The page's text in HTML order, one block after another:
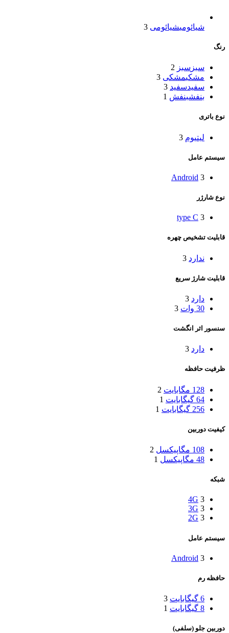
شیائومیشیائومی 3
رنگ
سبز سبز 2
مشکیمشکی 3
سفیدسفید 3
بنفشبنفش 1
نوع باتری
لیتیوم 3
سیستم عامل
Android 3
نوع شارژر
type C 3
قابلیت تشخیص چهره
ندارد 3
قابلیت شارژ سریع
دارد 3
30 وات
3
سنسور اثر انگشت
دارد 3
ظرفیت حافظه
128 مگابایت
2
64 گیگابایت
1
256 گیگابایت
1
کیفیت دوربین
108 مگاپیکسل
2
48 مگاپیکسل
1
شبکه
4G 3
3G 3
2G 3
سیستم عامل
Android 3
حافظه رم
6 گیگابایت
3
8 گیگابایت
1
دوربین جلو (سلفی)